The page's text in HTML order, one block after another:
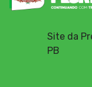
Site da
PB